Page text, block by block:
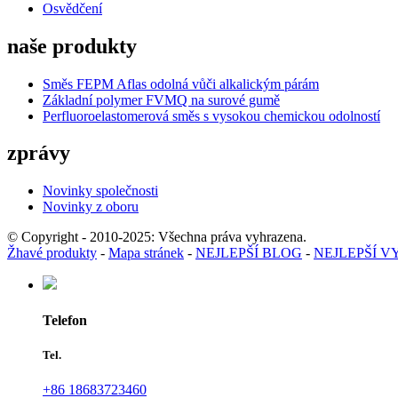
Osvědčení
naše produkty
Směs FEPM Aflas odolná vůči alkalickým párám
Základní polymer FVMQ na surové gumě
Perfluoroelastomerová směs s vysokou chemickou odolností
zprávy
Novinky společnosti
Novinky z oboru
© Copyright - 2010-2025: Všechna práva vyhrazena.
Žhavé produkty - Mapa stránek - NEJLEPŠÍ BLOG - NEJLEPŠÍ
Telefon
Tel.
+86 18683723460